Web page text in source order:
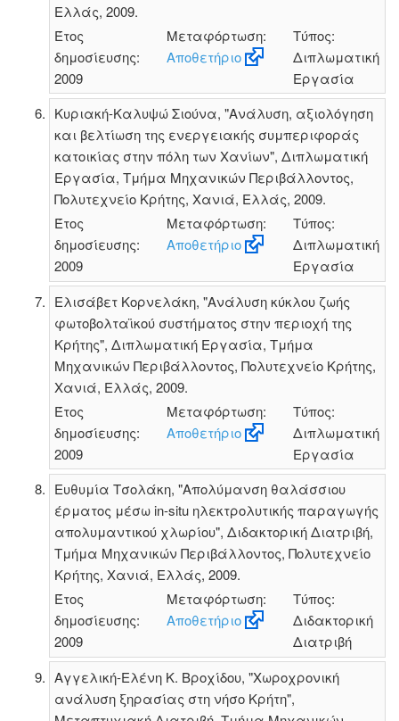
Ελλάς, 2009.
Έτος
δημοσίευσης:
2009
Μεταφόρτωση:
Αποθετήριο
Τύπος:
Διπλωματική
Εργασία
Κυριακή-Καλυψώ Σιούνα, "Ανάλυση, αξιολόγηση
και βελτίωση της ενεργειακής συμπεριφοράς
κατοικίας στην πόλη των Χανίων", Διπλωματική
Εργασία, Τμήμα Μηχανικών Περιβάλλοντος,
Πολυτεχνείο Κρήτης, Χανιά, Ελλάς, 2009.
Έτος
δημοσίευσης:
2009
Μεταφόρτωση:
Αποθετήριο
Τύπος:
Διπλωματική
Εργασία
Ελισάβετ Κορνελάκη, "Ανάλυση κύκλου ζωής
φωτοβολταϊκού συστήματος στην περιοχή της
Κρήτης", Διπλωματική Εργασία, Τμήμα
Μηχανικών Περιβάλλοντος, Πολυτεχνείο Κρήτης,
Χανιά, Ελλάς, 2009.
Έτος
δημοσίευσης:
2009
Μεταφόρτωση:
Αποθετήριο
Τύπος:
Διπλωματική
Εργασία
Ευθυμία Τσολάκη, "Απολύμανση θαλάσσιου
έρματος μέσω in-situ ηλεκτρολυτικής παραγωγής
απολυμαντικού χλωρίου", Διδακτορική Διατριβή,
Τμήμα Μηχανικών Περιβάλλοντος, Πολυτεχνείο
Κρήτης, Χανιά, Ελλάς, 2009.
Έτος
δημοσίευσης:
2009
Μεταφόρτωση:
Αποθετήριο
Τύπος:
Διδακτορική
Διατριβή
Αγγελική-Ελένη Κ. Βροχίδου, "Χωροχρονική
ανάλυση ξηρασίας στη νήσο Κρήτη",